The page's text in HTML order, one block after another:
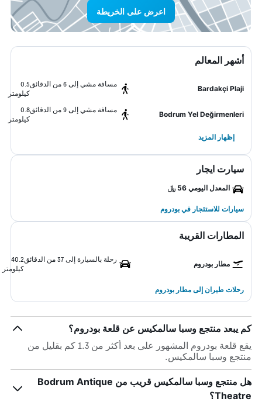
اعرض على الخريطة
أشهر المعالم
Bardakçi Plaji
مسافة مشي إلى 6 من الدقائق
0.5
كيلومتر
Bodrum Yel Değirmenleri
مسافة مشي إلى 9 من الدقائق
0.8
كيلومتر
إظهار المزيد
سيارت ايجار
المعدل اليومي 56 ﷼
سيارات للاستئجار في بودروم
المطارات القريبة
مطار بودروم
رحلة بالسيارة إلى 37 من الدقائق
40.2
كيلومتر
رحلات طيران إلى مطار بودروم
كم يبعد منتجع وسبا سالمكيس عن قلعة بودروم؟
يقع قلعة بودروم المشهور على بعد أكثر من 1.3 كم بقليل من
منتجع وسبا سالمكيس.
هل منتجع وسبا سالمكيس قريب من Bodrum Antique
Theatre؟